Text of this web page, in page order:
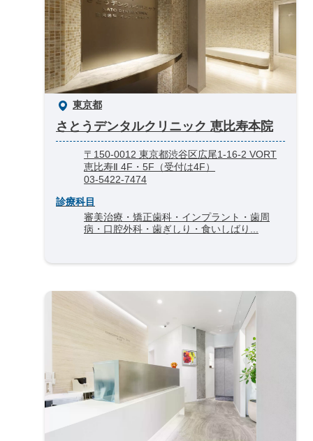
東京都
さとうデンタルクリニック 恵比寿本院
〒150-0012 東京都渋谷区広尾1-16-2 VORT
恵比寿Ⅱ 4F・5F（受付は4F）
03-5422-7474
診療科目
審美治療・矯正歯科・インプラント・歯周
病・口腔外科・歯ぎしり・食いしばり...